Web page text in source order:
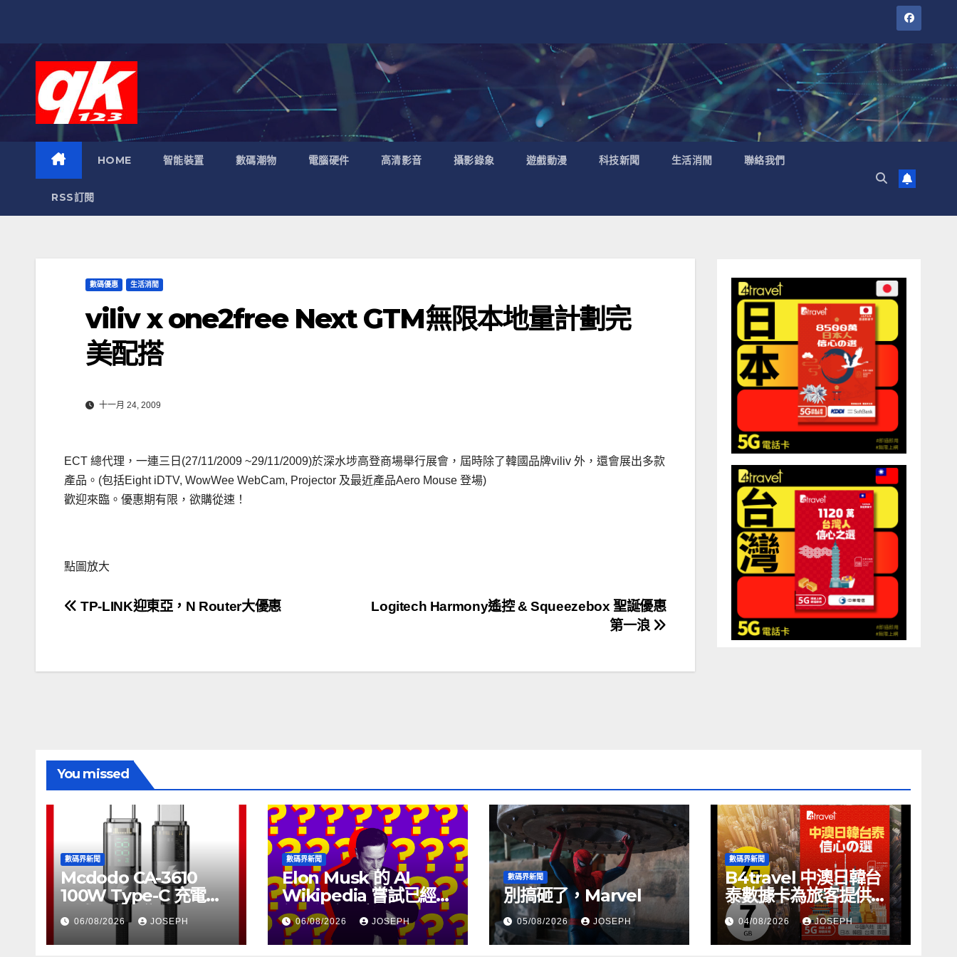
HOME 智能裝置 數碼潮物 電腦硬件 高清影音 攝影錄象 遊戲動漫 科技新聞 生活消閒 聯絡我們
RSS訂閱
數碼優惠 生活消閒
viliv x one2free Next GTM無限本地量計劃完
美配搭
十一月 24, 2009
ECT 總代理，一連三日(27/11/2009 ~29/11/2009)於深水埗高登商場舉行展會，屆時除了韓國品牌viliv 外，還會展出多款
產品。(包括Eight iDTV, WowWee WebCam, Projector 及最近產品Aero Mouse 登場)
歡迎來臨。優惠期有限，欲購從速！
點圖放大
文
導
Logitech Harmony遙控 & Squeezebox 聖誕優惠
第一浪
TP-LINK迎東亞，N Router大優惠
You missed
數碼界新聞
Mcdodo CA-3610
100W Type-C 充電線
正式上市，售價
HK$115
06/08/2026 JOSEPH
數碼界新聞
Elon Musk 的 AI
Wikipedia 嘗試已經幾
個月沒有更新了
06/08/2026 JOSEPH
數碼界新聞
別搞砸了，Marvel
05/08/2026 JOSEPH
數碼界新聞
B4travel 中澳日韓台
泰數據卡為旅客提供無
縫網絡體驗
04/08/2026 JOSEPH